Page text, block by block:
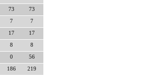
73 73
7 7
17 17
8 8
0 56
186 219